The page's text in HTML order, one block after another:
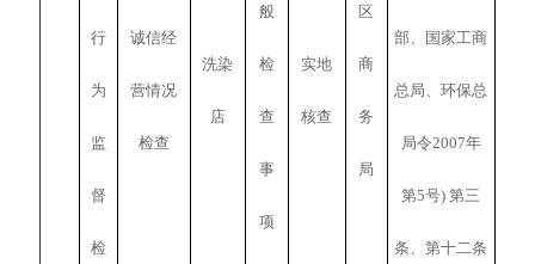
行
为
监
督
检
诚信经
营情况
检查
洗染
店
般
检
查
事
项
实地
核查
区
商
务
局
部、国家工商
总局、环保总
局令2007年
第5号) 第三
条、第十二条